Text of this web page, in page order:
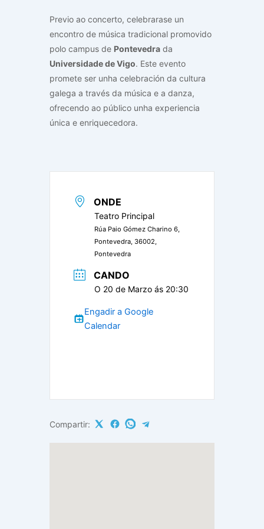
Previo ao concerto, celebrarase un
encontro de música tradicional promovido
polo campus de Pontevedra da
Universidade de Vigo. Este evento
promete ser unha celebración da cultura
galega a través da música e a danza,
ofrecendo ao público unha experiencia
única e enriquecedora.
ONDE
Teatro Principal
Rúa Paio Gómez Charino 6,
Pontevedra, 36002,
Pontevedra
CANDO
O 20 de Marzo ás 20:30
Engadir a Google
Calendar
Compartir: